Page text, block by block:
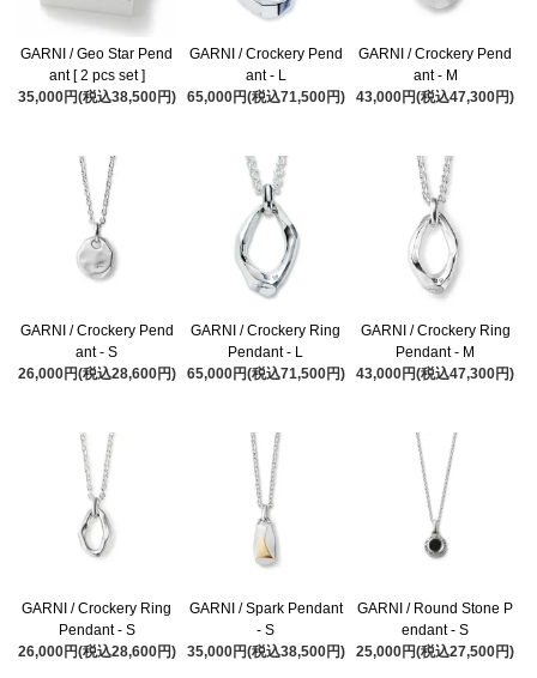
GARNI / Geo Star Pend
ant [ 2 pcs set ]
35,000円(税込38,500円)
GARNI / Crockery Pend
ant - L
65,000円(税込71,500円)
GARNI / Crockery Pend
ant - M
43,000円(税込47,300円)
GARNI / Crockery Pend
ant - S
26,000円(税込28,600円)
GARNI / Crockery Ring
Pendant - L
65,000円(税込71,500円)
GARNI / Crockery Ring
Pendant - M
43,000円(税込47,300円)
GARNI / Crockery Ring
Pendant - S
26,000円(税込28,600円)
GARNI / Spark Pendant
- S
35,000円(税込38,500円)
GARNI / Round Stone P
endant - S
25,000円(税込27,500円)